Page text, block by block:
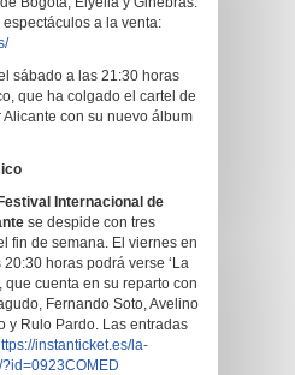
a la venta:
sábado a las 21:30 horas
que ha colgado el cartel de
Alicante con su nuevo álbum
Festival Internacional de
se despide con tres
fin de semana. El viernes en
horas podrá verse ‘La
que cuenta en su reparto con
Fernando Soto, Avelino
y Rulo Pardo. Las entradas
instanticket.es/la-